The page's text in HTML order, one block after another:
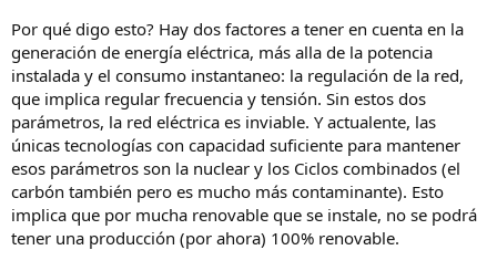
Por qué digo esto? Hay dos factores a tener en cuenta en la
generación de energía eléctrica, más alla de la potencia
instalada y el consumo instantaneo: la regulación de la red,
que implica regular frecuencia y tensión. Sin estos dos
parámetros, la red eléctrica es inviable. Y actualente, las
únicas tecnologías con capacidad suficiente para mantener
esos parámetros son la nuclear y los Ciclos combinados (el
carbón también pero es mucho más contaminante). Esto
implica que por mucha renovable que se instale, no se podrá
tener una producción (por ahora) 100% renovable.